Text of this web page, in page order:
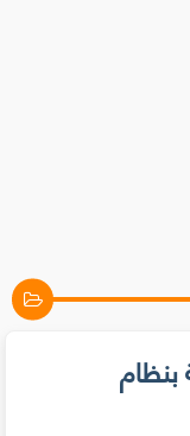
بنظام